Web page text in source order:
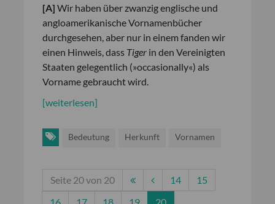
[A] Wir haben über zwanzig englische und
angloamerikanische Vornamenbücher
durchgesehen, aber nur in einem fanden wir
einen Hinweis, dass Tiger in den Vereinigten
Staaten gelegentlich (»occasionally«) als
Vorname gebraucht wird.
[weiterlesen]
Bedeutung Herkunft Vornamen
Seite 20 von 20 14
15